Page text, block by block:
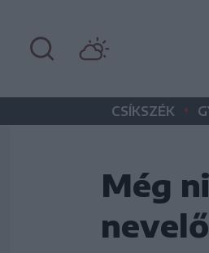
CSÍKSZÉK •
Még